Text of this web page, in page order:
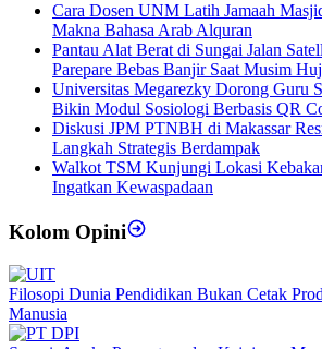
Cara Dosen UNM Latih Jamaah
Makna Bahasa Arab Alquran
Pantau Alat Berat di Sungai Jalan
Parepare Bebas Banjir Saat Musim
Universitas Megarezky Dorong Guru
Bikin Modul Sosiologi Berbasis QR
Diskusi JPM PTNBH di Makassar
Langkah Strategis Berdampak
Walkot TSM Kunjungi Lokasi
Ingatkan Kewaspadaan
Kolom Opini
Filosopi Dunia Pendidikan Bukan Cetak
Manusia